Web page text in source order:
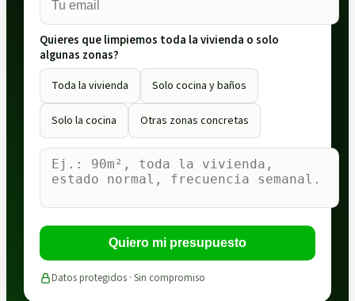
Quieres que limpiemos toda la vivienda o solo
algunas zonas?
Toda la vivienda Solo cocina y baños
Solo la cocina Otras zonas concretas
Quiero mi presupuesto
Datos protegidos · Sin compromiso